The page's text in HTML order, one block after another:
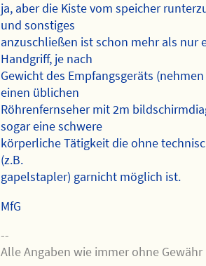
ja, aber die Kiste vom speicher
und sonstiges
anzuschließen ist schon mehr als nur
Handgriff, je nach
Gewicht des Empfangsgeräts
einen üblichen
Röhrenfernseher mit 2m
sogar eine schwere
körperliche Tätigkeit die ohne
(z.B.
gapelstapler) garnicht möglich ist.
MfG
--
Alle Angaben wie immer ohne Gewähr